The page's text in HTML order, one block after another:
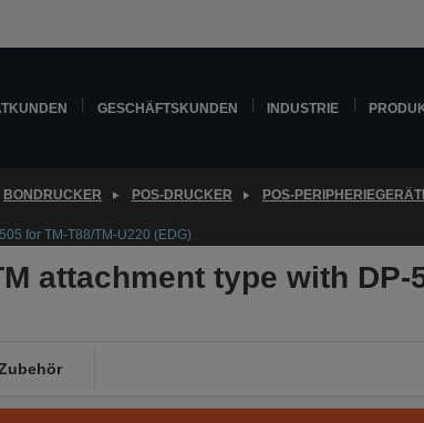
GESCHÄFTSKUNDEN INDUSTRIE
BONDRUCKER POS-DRUCKER POS-
for TM-T88/TM-U220 (EDG)
attachment type with DP-